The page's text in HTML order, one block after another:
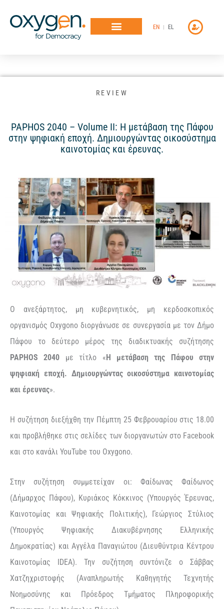
στο
περιεχόμενο
EN EL
REVIEW
PAPHOS 2040 – Volume II: Η μετάβαση της Πάφου
στην ψηφιακή εποχή. Δημιουργώντας οικοσύστημα
καινοτομίας και έρευνας.
Ο ανεξάρτητος, μη κυβερνητικός, μη κερδοσκοπικός
οργανισμός Oxygono διοργάνωσε σε συνεργασία με τον Δήμο
Πάφου το δεύτερο μέρος της διαδικτυακής συζήτησης
PAPHOS 2040 με τίτλο «Η μετάβαση της Πάφου στην
ψηφιακή εποχή. Δημιουργώντας οικοσύστημα καινοτομίας
και έρευνας».
Η συζήτηση διεξήχθη την Πέμπτη 25 Φεβρουαρίου στις 18.00
και προβλήθηκε στις σελίδες των διοργανωτών στο Facebook
και στο κανάλι YouTube του Oxygono.
Στην συζήτηση συμμετείχαν οι: Φαίδωνας Φαίδωνος
(Δήμαρχος Πάφου), Κυριάκος Κόκκινος (Υπουργός Έρευνας,
Καινοτομίας και Ψηφιακής Πολιτικής), Γεώργιος Στύλιος
(Υπουργός Ψηφιακής Διακυβέρνησης Ελληνικής
Δημοκρατίας) και Αγγέλα Παναγιώτου (Διευθύντρια Κέντρου
Καινοτομίας IDEA). Την συζήτηση συντόνιζε ο Σάββας
Χατζηχριστοφής (Αναπληρωτής Καθηγητής Τεχνητής
Νοημοσύνης και Πρόεδρος Τμήματος Πληροφορικής